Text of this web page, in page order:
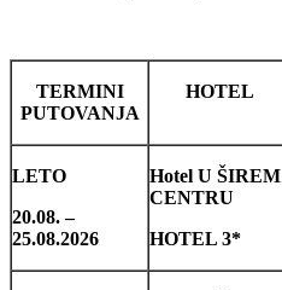
TERMINI
PUTOVANJA
HOTEL
LETO
20.08. –
25.08.2026
Hotel U ŠIREM
CENTRU
HOTEL 3*